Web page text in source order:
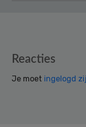
Reader
Reacties
Je moet ingelogd